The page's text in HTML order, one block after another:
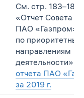
См. стр. 183–185,
«Отчет Совета
ПАО «Газпром»
по приоритетным
направлениям
деятельности»
отчета ПАО
за 2019 г.